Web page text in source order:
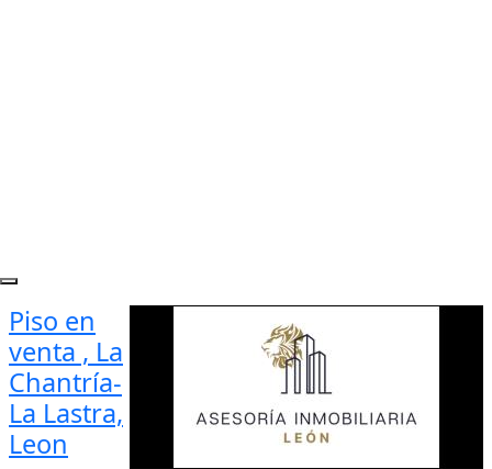
Piso en
venta , La
Chantría-
La Lastra,
Leon